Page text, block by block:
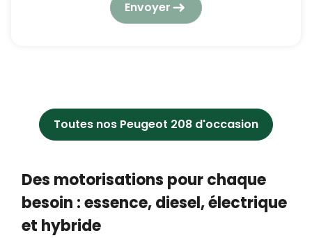
elles seront utilisées et traitées conformément
politique de confidentialité
consommation, vous pouvez vous opposer à
tout moment à être démarché par téléphone,
en vous inscrivant gratuitement sur
Envoyer
Toutes nos Peugeot 208 d'occasion
Des motorisations pour chaque
besoin : essence, diesel, électrique
et hybride